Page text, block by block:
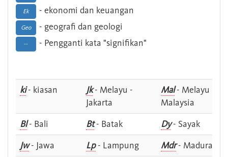
Ek - ekonomi dan keuangan
Geo - geografi dan geologi
-- - Pengganti kata "signifikan"
ki- kiasan Jk- Melayu -
Jakarta
Mal- Melayu -
Malaysia
Bl- Bali Bt- Batak Dy- Sayak
Jw- Jawa Lp- Lampung Mdr- Madura